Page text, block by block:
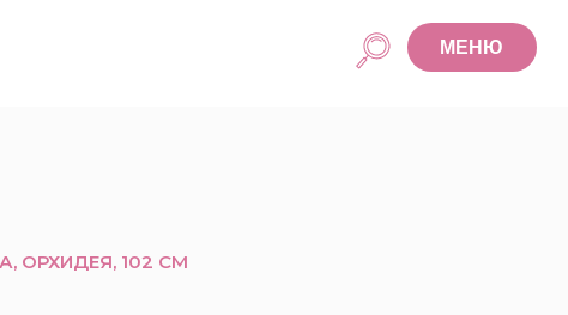
ОРХИДЕЯ, 102 СМ